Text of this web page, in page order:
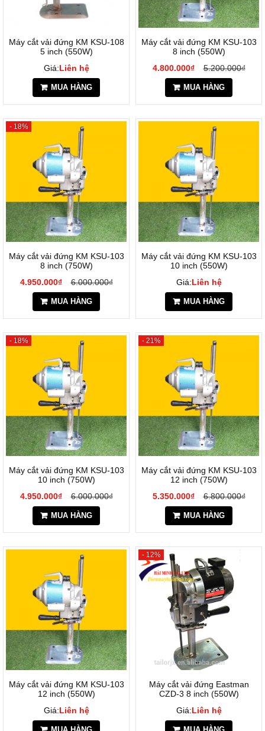
Máy cắt vải đứng KM KSU-108
5 inch (550W)
Giá:Liên hệ
MUA HÀNG
Máy cắt vải đứng KM KSU-103
8 inch (550W)
4.800.000₫
5.200.000₫
MUA HÀNG
- 18%
Máy cắt vải đứng KM KSU-103
8 inch (750W)
4.950.000₫
6.000.000₫
MUA HÀNG
Máy cắt vải đứng KM KSU-103
10 inch (550W)
Giá:Liên hệ
MUA HÀNG
- 18%
Máy cắt vải đứng KM KSU-103
10 inch (750W)
4.950.000₫
6.000.000₫
MUA HÀNG
- 21%
Máy cắt vải đứng KM KSU-103
12 inch (750W)
5.350.000₫
6.800.000₫
MUA HÀNG
Máy cắt vải đứng KM KSU-103
12 inch (550W)
Giá:Liên hệ
- 12%
Máy cắt vải đứng Eastman
CZD-3 8 inch (550W)
Giá:Liên hệ